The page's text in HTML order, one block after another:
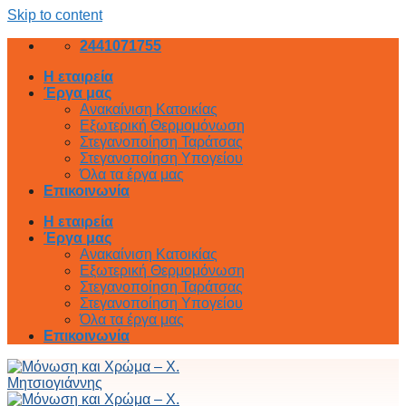
Skip to content
2441071755
Η εταιρεία
Έργα μας
Ανακαίνιση Κατοικίας
Εξωτερική Θερμομόνωση
Στεγανοποίηση Ταράτσας
Στεγανοποίηση Υπογείου
Όλα τα έργα μας
Επικοινωνία
Η εταιρεία
Έργα μας
Ανακαίνιση Κατοικίας
Εξωτερική Θερμομόνωση
Στεγανοποίηση Ταράτσας
Στεγανοποίηση Υπογείου
Όλα τα έργα μας
Επικοινωνία